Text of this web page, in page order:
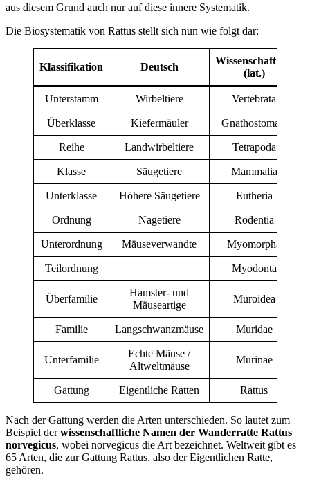
aus diesem Grund auch nur auf diese innere Systematik.
Die Biosystematik von Rattus stellt sich nun wie folgt dar:
Klassifikation Deutsch
Wissenschaftlich
(lat.)
Unterstamm Wirbeltiere Vertebrata
Überklasse Kiefermäuler Gnathostomata
Reihe Landwirbeltiere Tetrapoda
Klasse Säugetiere Mammalia
Unterklasse Höhere Säugetiere Eutheria
Ordnung Nagetiere Rodentia
Unterordnung Mäuseverwandte Myomorpha
Teilordnung Myodonta
Überfamilie
Hamster- und
Mäuseartige
Muroidea
Familie Langschwanzmäuse Muridae
Unterfamilie
Echte Mäuse /
Altweltmäuse
Murinae
Gattung Eigentliche Ratten Rattus
Nach der Gattung werden die Arten unterschieden. So lautet zum
Beispiel derwissenschaftliche Namen der Wanderratte Rattus
norvegicus, wobei norvegicus die Art bezeichnet. Weltweit gibt es
65 Arten, die zur Gattung Rattus, also der Eigentlichen Ratte,
gehören.